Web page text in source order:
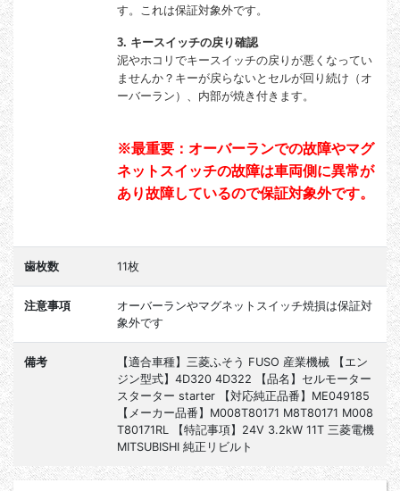
す。これは保証対象外です。
3. キースイッチの戻り確認
泥やホコリでキースイッチの戻りが悪くなってい
ませんか？キーが戻らないとセルが回り続け（オ
ーバーラン）、内部が焼き付きます。
※最重要：オーバーランでの故障やマグ
ネットスイッチの故障は車両側に異常が
あり故障しているので保証対象外です。
歯枚数 11枚
注意事項
オーバーランやマグネットスイッチ焼損は保証対
象外です
備考
【適合車種】三菱ふそう FUSO 産業機械 【エン
ジン型式】4D320 4D322 【品名】セルモーター
スターター starter 【対応純正品番】ME049185
【メーカー品番】M008T80171 M8T80171 M008
T80171RL 【特記事項】24V 3.2kW 11T 三菱電機
MITSUBISHI 純正リビルト